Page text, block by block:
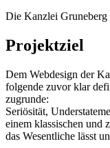
Die Kanzlei Gruneberg
Projektziel
Dem Webdesign der
folgende zuvor klar
zugrunde:
Seriösität,
einem klassischen und
das Wesentliche lässt